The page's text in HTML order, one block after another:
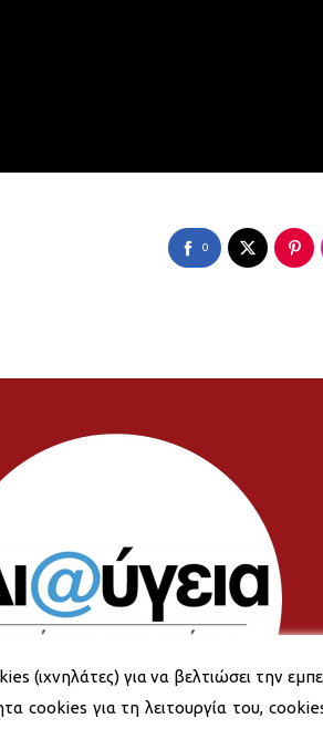
0
(ιχνηλάτες) για να βελτιώσει την
cookies για τη λειτουργία του,